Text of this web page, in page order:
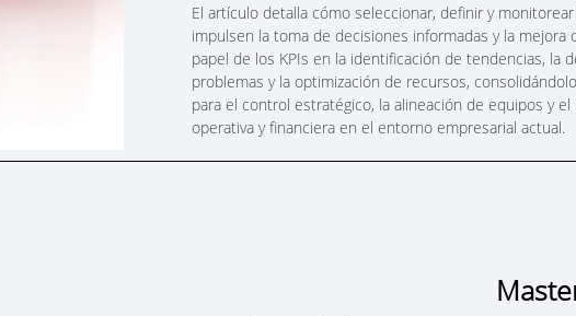
El artículo detalla cómo seleccionar, definir y
impulsen la toma de decisiones informadas y la mejora
papel de los KPIs en la identificación de tendencias, la
problemas y la optimización de recursos,
para el control estratégico, la alineación de equipos y
operativa y financiera en el entorno empresarial actual.